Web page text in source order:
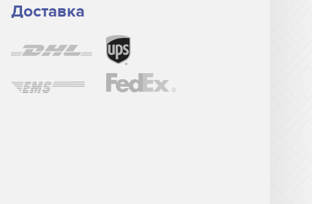
Доставка